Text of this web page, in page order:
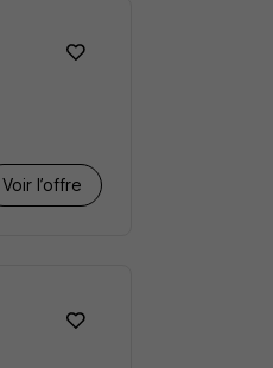
Voir l’offre